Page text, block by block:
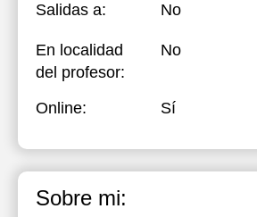
Salidas a: No
En localidad
del profesor:
No
Online: Sí
Sobre mi: